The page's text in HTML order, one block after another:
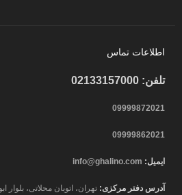
اطلاعات تماس
تلفن: 02133157000
09999872021
09999862021
ایمیل: info@ghalino.com
آدرس دفتر مرکزی: تهران، اتوبان محلاتی،